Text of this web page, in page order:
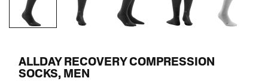
ALLDAY RECOVERY COMPRESSION
SOCKS, MEN